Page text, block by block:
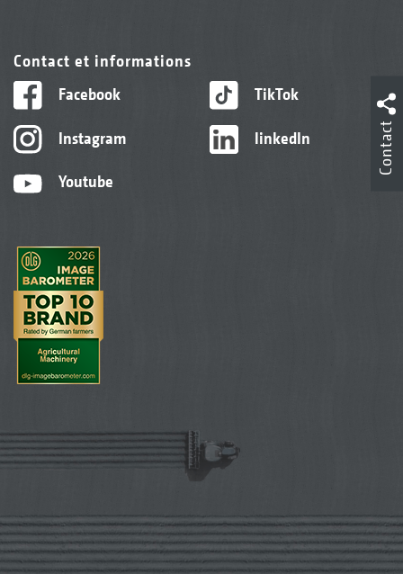
Contact et informations
Facebook
Instagram
Youtube
TikTok
linkedIn Contact